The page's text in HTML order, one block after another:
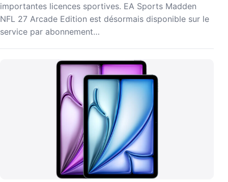
importantes licences sportives. EA Sports Madden
NFL 27 Arcade Edition est désormais disponible sur le
service par abonnement…